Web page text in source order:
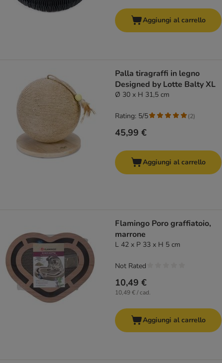
Aggiungi al carrello
Palla tiragraffi in legno
Designed by Lotte Balty XL
Ø 30 x H 31,5 cm
45,99 €
Rating: 5/5 (2)
Aggiungi al carrello
Flamingo Poro graffiatoio,
marrone
L 42 x P 33 x H 5 cm
10,49 €
10,49 € / cad.
Not Rated
Aggiungi al carrello